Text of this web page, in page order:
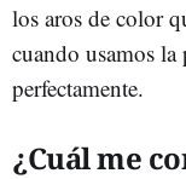
los aros de color
cuando usamos
perfectamente.
¿Cuál me